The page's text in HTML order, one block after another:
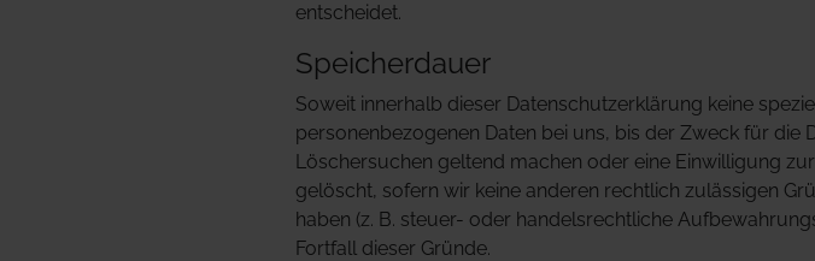
entscheidet.
Speicherdauer
Soweit innerhalb dieser Datenschutzerklärung keine
personenbezogenen Daten bei uns, bis der Zweck für die
Löschersuchen geltend machen oder eine Einwilligung
gelöscht, sofern wir keine anderen rechtlich zulässigen
haben (z. B. steuer- oder handelsrechtliche
Fortfall dieser Gründe.